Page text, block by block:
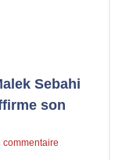
Sebahi
son
commentaire